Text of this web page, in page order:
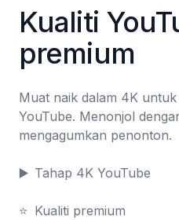
Kualiti
premium
Muat naik dalam 4K
YouTube. Menonjol
mengagumkan penonton.
▶️	Tahap 4K YouTube
⭐	Kualiti premium